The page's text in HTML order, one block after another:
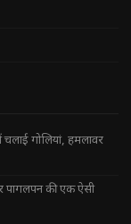
गोलियां, हमलावर
की एक ऐसी